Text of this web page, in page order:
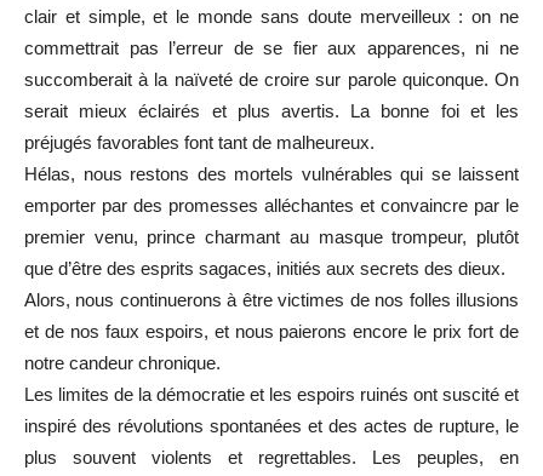
clair et simple, et le monde sans doute merveilleux : on ne
commettrait pas l’erreur de se fier aux apparences, ni ne
succomberait à la naïveté de croire sur parole quiconque. On
serait mieux éclairés et plus avertis. La bonne foi et les
préjugés favorables font tant de malheureux.
Hélas, nous restons des mortels vulnérables qui se laissent
emporter par des promesses alléchantes et convaincre par le
premier venu, prince charmant au masque trompeur, plutôt
que d’être des esprits sagaces, initiés aux secrets des dieux.
Alors, nous continuerons à être victimes de nos folles illusions
et de nos faux espoirs, et nous paierons encore le prix fort de
notre candeur chronique.
Les limites de la démocratie et les espoirs ruinés ont suscité et
inspiré des révolutions spontanées et des actes de rupture, le
plus souvent violents et regrettables. Les peuples, en